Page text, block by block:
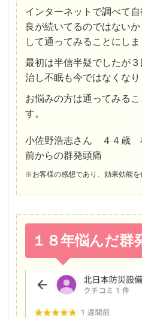
インターネットで調べて
良が続いてるのではない
して通ってみることにしま
最初は半信半疑でしたが
治し不眠も今ではなくなり
お悩みの方は通ってみる
す。
小佐野浩志さん ４４歳
前からの群発頭痛
※お客様の感想であり、効果効能を
１８年悩んだ群